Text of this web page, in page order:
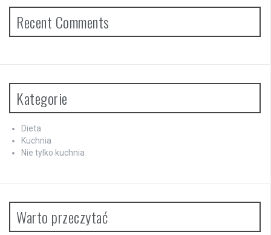
Recent Comments
Kategorie
Dieta
Kuchnia
Nie tylko kuchnia
Warto przeczytać